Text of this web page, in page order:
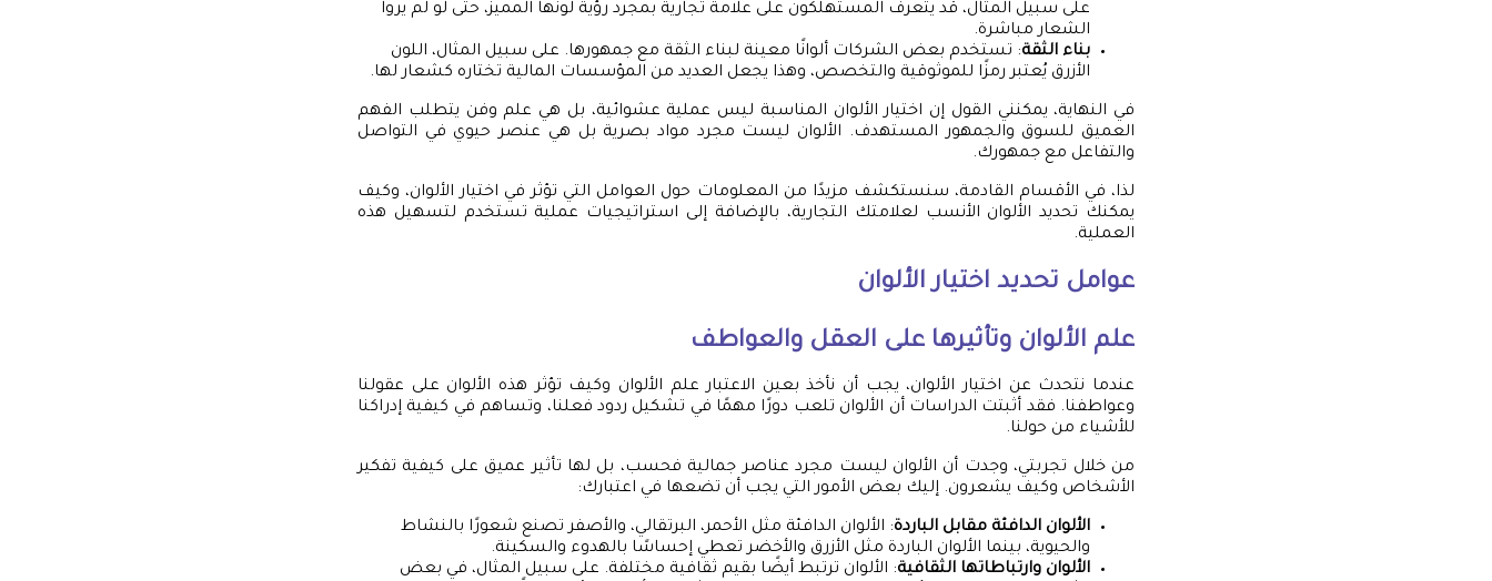
على سبيل المثال، قد يتعرف المستهلكون على علامة تجارية بمجرد رؤية لونها المميز، حتى لو لم يروا
الشعار مباشرة.
بناء الثقة: تستخدم بعض الشركات ألوانًا معينة لبناء الثقة مع جمهورها. على سبيل المثال، اللون
الأزرق يُعتبر رمزًا للموثوقية والتخصص، وهذا يجعل العديد من المؤسسات المالية تختاره كشعار لها.
في النهاية، يمكنني القول إن اختيار الألوان المناسبة ليس عملية عشوائية، بل هي علم وفن يتطلب الفهم
العميق للسوق والجمهور المستهدف. الألوان ليست مجرد مواد بصرية بل هي عنصر حيوي في التواصل
والتفاعل مع جمهورك.
لذا، في الأقسام القادمة، سنستكشف مزيدًا من المعلومات حول العوامل التي تؤثر في اختيار الألوان، وكيف
يمكنك تحديد الألوان الأنسب لعلامتك التجارية، بالإضافة إلى استراتيجيات عملية تستخدم لتسهيل هذه
العملية.
عوامل تحديد اختيار الألوان
علم الألوان وتأثيرها على العقل والعواطف
عندما نتحدث عن اختيار الألوان، يجب أن نأخذ بعين الاعتبار علم الألوان وكيف تؤثر هذه الألوان على عقولنا
وعواطفنا. فقد أثبتت الدراسات أن الألوان تلعب دورًا مهمًا في تشكيل ردود فعلنا، وتساهم في كيفية إدراكنا
للأشياء من حولنا.
من خلال تجربتي، وجدت أن الألوان ليست مجرد عناصر جمالية فحسب، بل لها تأثير عميق على كيفية تفكير
الأشخاص وكيف يشعرون. إليك بعض الأمور التي يجب أن تضعها في اعتبارك:
الألوان الدافئة مقابل الباردة: الألوان الدافئة مثل الأحمر، البرتقالي، والأصفر تصنع شعورًا بالنشاط
والحيوية، بينما الألوان الباردة مثل الأزرق والأخضر تعطي إحساسًا بالهدوء والسكينة.
الألوان وارتباطاتها الثقافية: الألوان ترتبط أيضًا بقيم ثقافية مختلفة. على سبيل المثال، في بعض